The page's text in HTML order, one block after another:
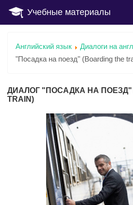
Учебные материалы
Английский язык Диалоги на
"Посадка на поезд" (Boarding the
ДИАЛОГ "ПОСАДКА НА ПОЕЗД"
TRAIN)